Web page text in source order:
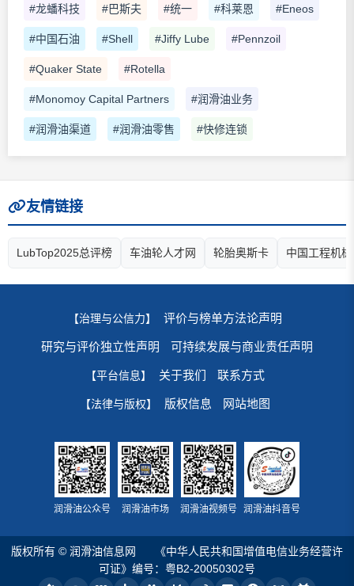
#龙蟠科技 #巴斯夫 #统一 #科莱恩 #Eneos
#中国石油 #Shell #Jiffy Lube #Pennzoil
#Quaker State #Rotella
#Monomoy Capital Partners #润滑油业务
#润滑油渠道 #润滑油零售 #快修连锁
友情链接
LubTop2025总评榜 车油轮人才网 轮胎奥斯卡 中国工程机
【治理与公信力】 评价与榜单方法论声明
研究与评价独立性声明 可持续发展与商业责任声明
【平台信息】 关于我们 联系方式
【法律与版权】 版权信息 网站地图
润滑油公众号 润滑油市场 润滑油视频号 润滑油抖音号
版权所有 © 润滑油信息网
《中华人民共和国增值电信业务经营许
可证》编号：粤B2-20050302号